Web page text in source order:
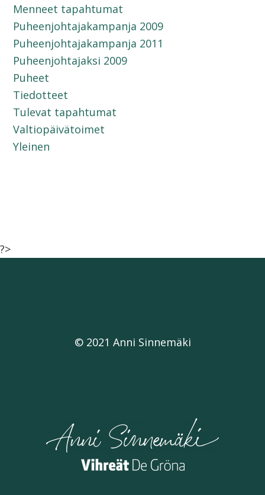
Menneet tapahtumat
Puheenjohtajakampanja 2009
Puheenjohtajakampanja 2011
Puheenjohtajaksi 2009
Puheet
Tiedotteet
Tulevat tapahtumat
Valtiopäivätoimet
Yleinen
?>
© 2021 Anni Sinnemäki